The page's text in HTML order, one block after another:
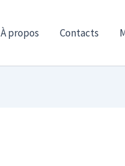
À propos Contacts